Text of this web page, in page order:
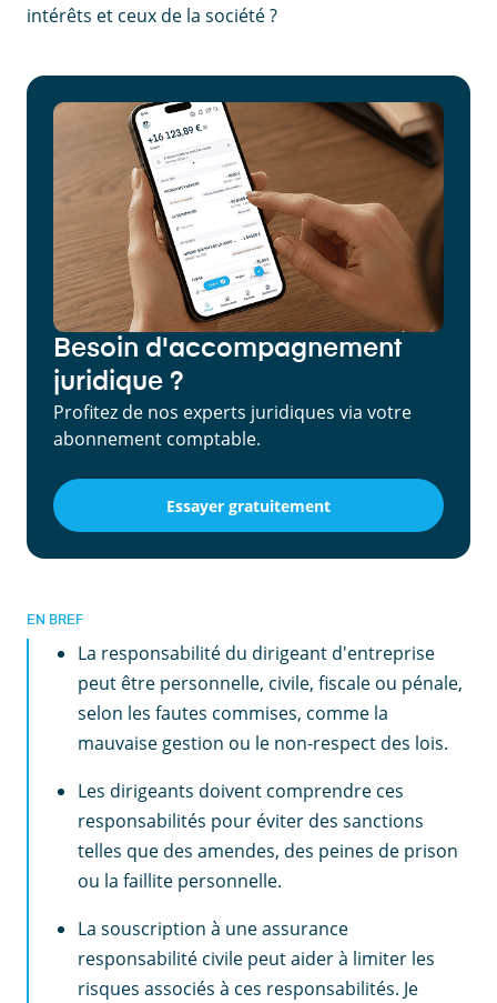
intérêts et ceux de la société ?
Besoin d'accompagnement
juridique ?
Profitez de nos experts juridiques via votre
abonnement comptable.
Essayer gratuitement
EN BREF
La responsabilité du dirigeant d'entreprise
peut être personnelle, civile, fiscale ou pénale,
selon les fautes commises, comme la
mauvaise gestion ou le non-respect des lois.
Les dirigeants doivent comprendre ces
responsabilités pour éviter des sanctions
telles que des amendes, des peines de prison
ou la faillite personnelle.
La souscription à une assurance
responsabilité civile peut aider à limiter les
risques associés à ces responsabilités. Je